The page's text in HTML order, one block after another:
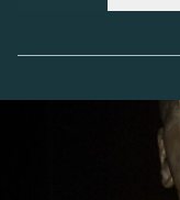
riproduzioni
non vedenti.
raffinato